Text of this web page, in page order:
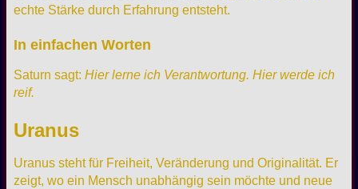
echte Stärke durch Erfahrung entsteht.
In einfachen Worten
Saturn sagt: Hier lerne ich Verantwortung. Hier werde ich
reif.
Uranus
Uranus steht für Freiheit, Veränderung und Originalität. Er
zeigt, wo ein Mensch unabhängig sein möchte und neue